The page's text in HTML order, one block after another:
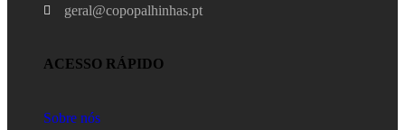
geral@copopalhinhas.pt
ACESSO RÁPIDO
Sobre nós